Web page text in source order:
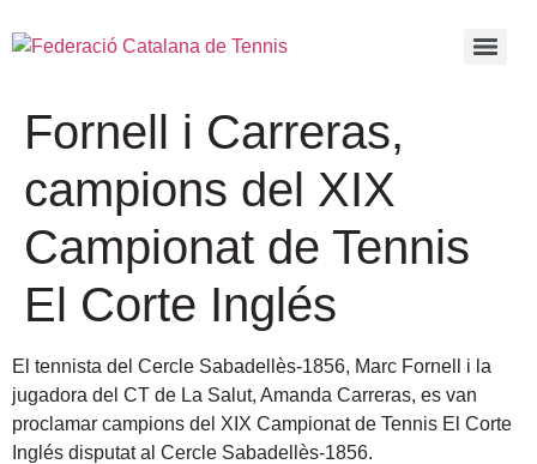
Fornell i Carreras,
campions del XIX
Campionat de Tennis
El Corte Inglés
El tennista del Cercle Sabadellès-1856, Marc Fornell i la
jugadora del CT de La Salut, Amanda Carreras, es van
proclamar campions del XIX Campionat de Tennis El Corte
Inglés disputat al Cercle Sabadellès-1856.